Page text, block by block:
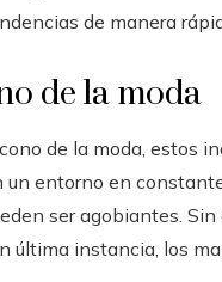
de manera
de la moda
de la moda, estos
entorno en
ser agobiantes.
última instancia, los